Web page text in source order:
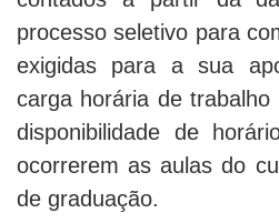
processo seletivo para
exigidas para a sua
carga horária de
disponibilidade de
ocorrerem as aulas do
de graduação.